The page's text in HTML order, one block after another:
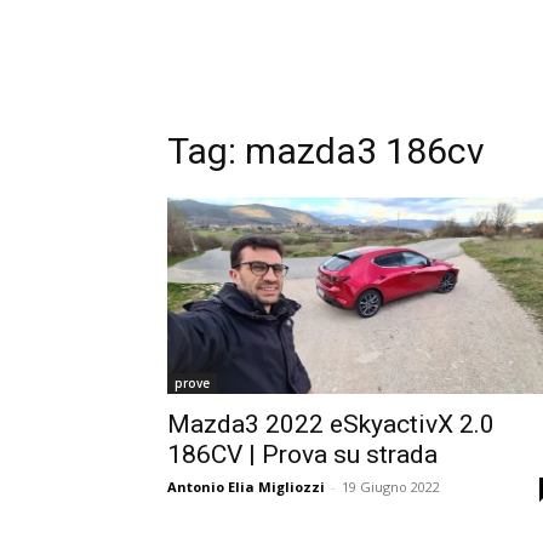
Tag: mazda3 186cv
prove
Mazda3 2022 eSkyactivX 2.0
186CV | Prova su strada
Antonio Elia Migliozzi - 19 Giugno 2022